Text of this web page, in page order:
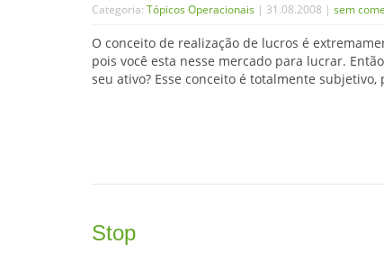
Categoria: Tópicos Operacionais | 31.08.2008 | sem
O conceito de realização de lucros é
pois você esta nesse mercado para lucrar.
seu ativo? Esse conceito é totalmente
Stop